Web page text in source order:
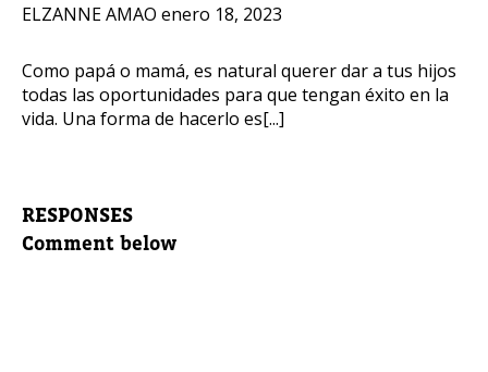
ELZANNE AMAO enero 18, 2023
Como papá o mamá, es natural querer dar a tus hijos
todas las oportunidades para que tengan éxito en la
vida. Una forma de hacerlo es[...]
RESPONSES
Comment below